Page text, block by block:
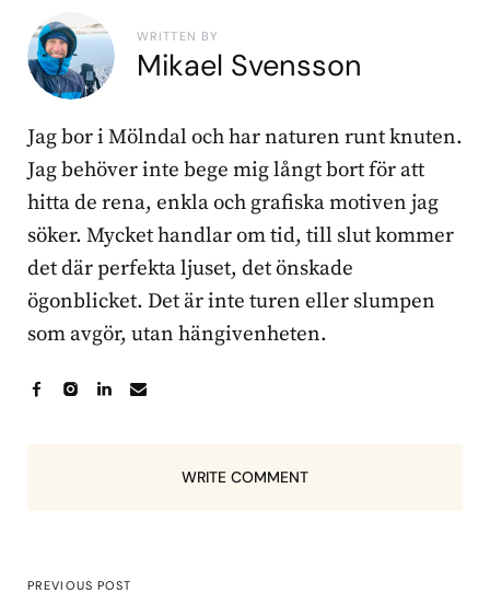
WRITTEN BY
Mikael Svensson
Jag bor i Mölndal och har naturen runt knuten.
Jag behöver inte bege mig långt bort för att
hitta de rena, enkla och grafiska motiven jag
söker. Mycket handlar om tid, till slut kommer
det där perfekta ljuset, det önskade
ögonblicket. Det är inte turen eller slumpen
som avgör, utan hängivenheten.
WRITE COMMENT
PREVIOUS POST